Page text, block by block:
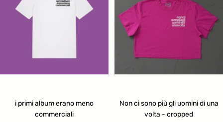
i primi album erano meno
commerciali
Non ci sono più gli uomini di una
volta - cropped